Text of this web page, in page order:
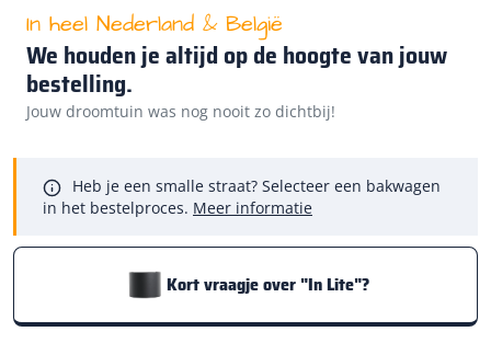
In heel Nederland & België
We houden je altijd op de hoogte van jouw
bestelling.
Jouw droomtuin was nog nooit zo dichtbij!
Heb je een smalle straat? Selecteer een bakwagen
in het bestelproces. Meer informatie
Kort vraagje over "In Lite"?